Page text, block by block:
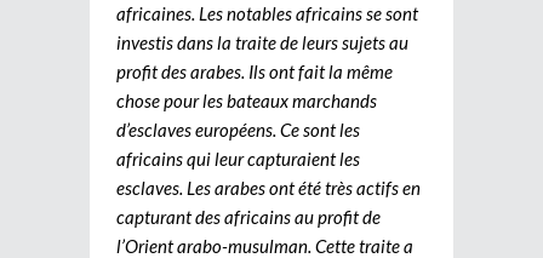
africaines. Les notables africains se sont
investis dans la traite de leurs sujets au
profit des arabes. Ils ont fait la même
chose pour les bateaux marchands
d’esclaves européens. Ce sont les
africains qui leur capturaient les
esclaves. Les arabes ont été très actifs en
capturant des africains au profit de
l’Orient arabo-musulman. Cette traite a